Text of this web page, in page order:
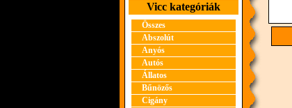
Vicc kategóriák
Összes
Abszolút
Anyós
Autós
Állatos
Bűnözős
Cigány